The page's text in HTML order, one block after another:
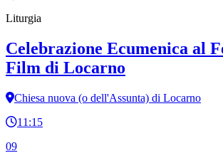
Liturgia
Celebrazione Ecumenica al
Film di Locarno
Chiesa nuova (o dell'Assunta) di Locarno
11:15
09